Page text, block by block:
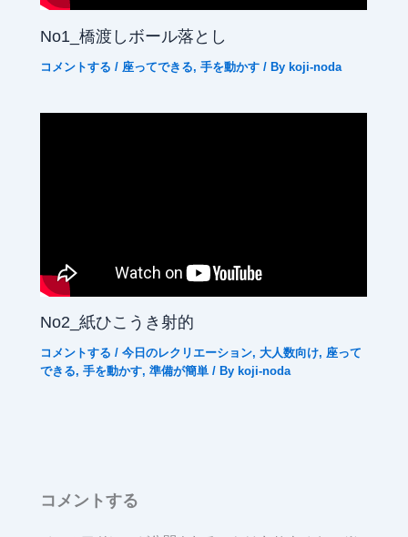
No1_橋渡しボール落とし
コメントする / 座ってできる,手を動かす / By koji-noda
No2_紙ひこうき射的
コメントする /今日のレクリエーション,大人数向け, 座って
できる,手を動かす,準備が簡単 / By koji-noda
コメントする